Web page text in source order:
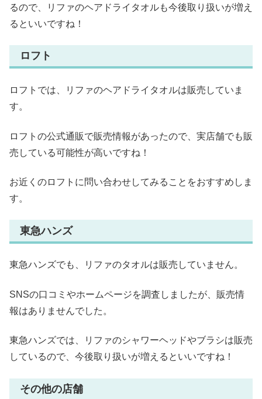
るので、リファのヘアドライタオルも今後取り扱いが増え
るといいですね！
ロフト
ロフトでは、リファのヘアドライタオルは販売していま
す。
ロフトの公式通販で販売情報があったので、実店舗でも販
売している可能性が高いですね！
お近くのロフトに問い合わせしてみることをおすすめしま
す。
東急ハンズ
東急ハンズでも、リファのタオルは販売していません。
SNSの口コミやホームページを調査しましたが、販売情
報はありませんでした。
東急ハンズでは、リファのシャワーヘッドやブラシは販売
しているので、今後取り扱いが増えるといいですね！
その他の店舗